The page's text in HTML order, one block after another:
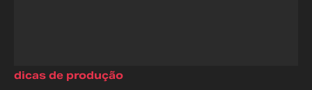
dicas de produção